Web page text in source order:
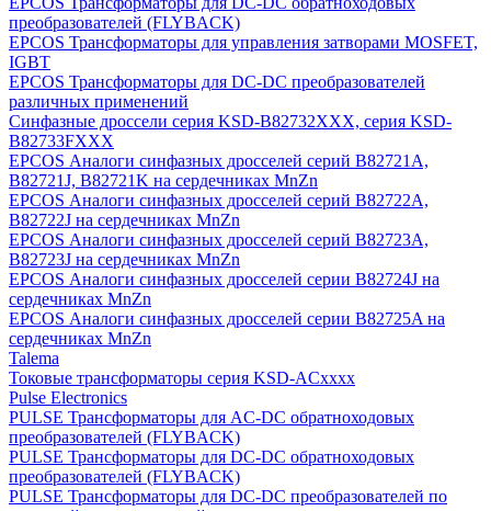
преобразователей (FLYBACK)
EPCOS Трансформаторы для управления затворами MOSFET,
IGBT
EPCOS Трансформаторы для DC-DC преобразователей
различных применений
Синфазные дроссели cерия KSD-B82732ХХХ, серия KSD-
B82733FХХХ
EPCOS Аналоги синфазных дросселей серий B82721A,
B82721J, B82721K на сердечниках MnZn
EPCOS Аналоги синфазных дросселей серий B82722A,
B82722J на сердечниках MnZn
EPCOS Аналоги синфазных дросселей серий B82723A,
B82723J на сердечниках MnZn
EPCOS Аналоги синфазных дросселей серии B82724J на
сердечниках MnZn
EPCOS Аналоги синфазных дросселей серии B82725A на
сердечниках MnZn
Talema
Токовые трансформаторы серия KSD-ACxxxx
Pulse Electronics
PULSE Трансформаторы для AC-DC обратноходовых
преобразователей (FLYBACK)
PULSE Трансформаторы для DC-DC обратноходовых
преобразователей (FLYBACK)
PULSE Трансформаторы для DC-DC преобразователей по